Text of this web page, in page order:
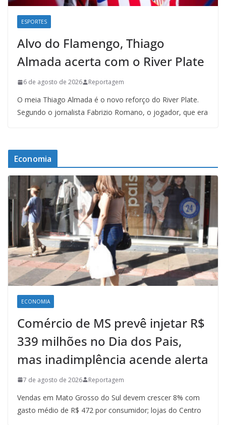
ESPORTES
Alvo do Flamengo, Thiago
Almada acerta com o River Plate
6 de agosto de 2026 Reportagem
O meia Thiago Almada é o novo reforço do River Plate.
Segundo o jornalista Fabrizio Romano, o jogador, que era
Economia
ECONOMIA
Comércio de MS prevê injetar R$
339 milhões no Dia dos Pais,
mas inadimplência acende alerta
7 de agosto de 2026 Reportagem
Vendas em Mato Grosso do Sul devem crescer 8% com
gasto médio de R$ 472 por consumidor; lojas do Centro